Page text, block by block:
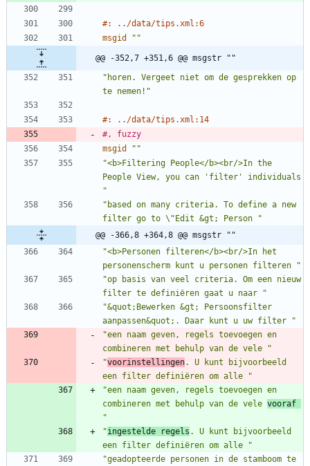
#: ../data/tips.xml:6
msgid
""
@@ -352,7 +351,6 @@ msgstr ""
"horen. Vergeet niet om de gesprekken op
te nemen!"
#: ../data/tips.xml:14
#, fuzzy
msgid
""
"<b>Filtering People</b><br/>In the
People View, you can 'filter' individuals
"
"based on many criteria. To define a new
filter go to \"Edit &gt; Person "
@@ -366,8 +364,8 @@ msgstr ""
"<b>Personen filteren</b><br/>In het
personenscherm kunt u personen filteren "
"op basis van veel criteria. Om een nieuw
filter te definiëren gaat u naar "
"&quot;Bewerken &gt; Persoonsfilter
aanpassen&quot;. Daar kunt u uw filter "
"een naam geven, regels toevoegen en
combineren met behulp van de vele "
"voorinstellingen. U kunt bijvoorbeeld
een filter definiëren om alle "
"een naam geven, regels toevoegen en
combineren met behulp van de vele
"
"ingestelde regels . U kunt bijvoorbeeld
een filter definiëren om alle "
"geadopteerde personen in de stamboom te